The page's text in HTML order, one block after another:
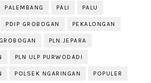
PALEMBANG PALI PALU
PDIP GROBOGAN PEKALONGAN
PLN JEPARA
PLN ULP PURWODADI
POLSEK NGARINGAN POPULER